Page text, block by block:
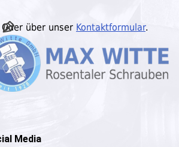
Oder über unser Kontaktformular.
Media